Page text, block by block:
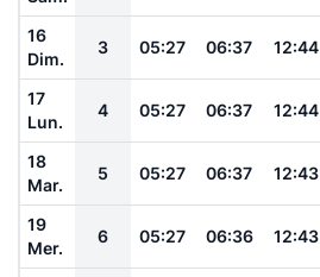
16
Dim.
3 05:27 06:37 12:44
17
Lun.
4 05:27 06:37 12:44
18
Mar.
5 05:27 06:37 12:43
19
Mer.
6 05:27 06:36 12:43